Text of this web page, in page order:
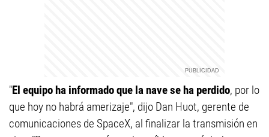
"El equipo ha informado que la nave se ha perdido, por lo
que hoy no habrá amerizaje", dijo Dan Huot, gerente de
comunicaciones de SpaceX, al finalizar la transmisión en